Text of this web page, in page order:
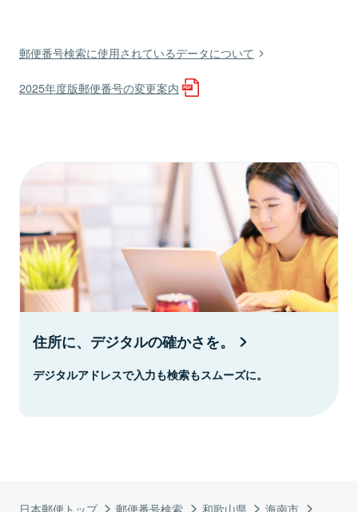
日本郵便トップ 郵便番号検索 和歌山県
海南市
郵便番号検索に使用されているデータについて
2025年度版郵便番号の変更案内
住所に、デジタルの確かさを。
デジタルアドレスで入力も検索もスムーズに。